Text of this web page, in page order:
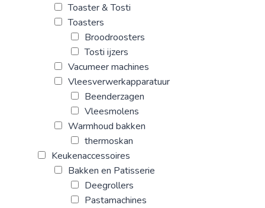
Toaster & Tosti
Toasters
Broodroosters
Tosti ijzers
Vacumeer machines
Vleesverwerkapparatuur
Beenderzagen
Vleesmolens
Warmhoud bakken
thermoskan
Keukenaccessoires
Bakken en Patisserie
Deegrollers
Pastamachines